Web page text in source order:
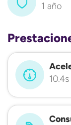
1 año